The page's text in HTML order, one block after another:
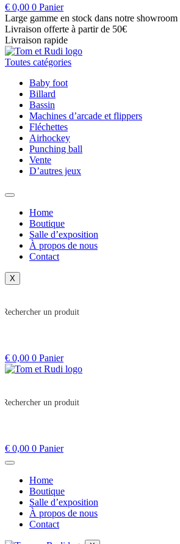
€ 0,00 0 Panier
Large gamme en stock dans notre showroom
Livraison offerte à partir de 50€
Livraison rapide
Toutes catégories
Baby foot
Billard
Bassin
Machines d’arcade et flippers
Fléchettes
Airhockey
Punching ball
Vente
D’autres jeux
Home
Boutique
Salle d’exposition
À propos de nous
Contact
X
€ 0,00 0 Panier
€ 0,00 0 Panier
Home
Boutique
Salle d’exposition
À propos de nous
Contact